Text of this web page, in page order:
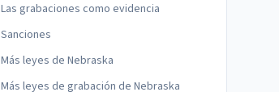
Las grabaciones como evidencia
Sanciones
Más leyes de Nebraska
Más leyes de grabación de Nebraska